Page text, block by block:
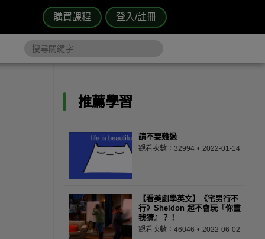
購買課程 登入/註冊
推薦學習
請不要難過
觀看次數：32994 2022-01-14
【看美劇學英文】《宅男行不
行》Sheldon 超不會玩『你畫
我猜』？！
觀看次數：46046 2022-06-02